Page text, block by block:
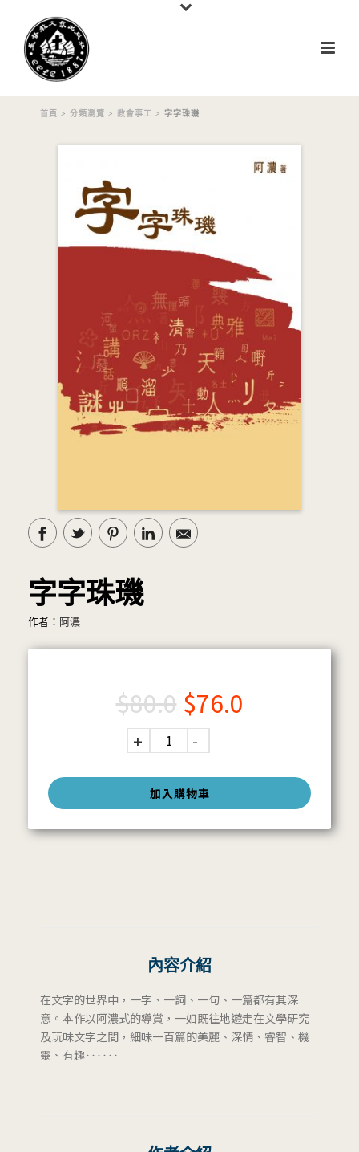
首頁 > 分類瀏覽 > 教會事工 > 字字珠璣
字字珠璣
作者： 阿濃
加入購物車
$80.0 $76.0
內容介紹
在文字的世界中，一字、一詞、一句、一篇都有其深
意。本作以阿濃式的導賞，一如既往地遊走在文學研究
及玩味文字之間，細味一百篇的美麗、深情、睿智、機
靈、有趣‥‥‥